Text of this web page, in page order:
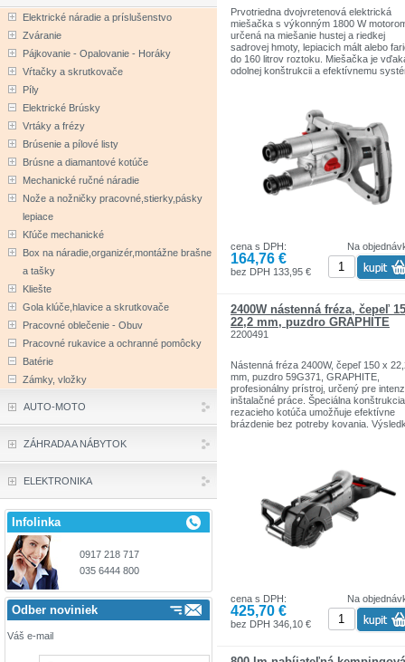
Prvotriedna dvojvretenová elektrická
miešačka s výkonným 1800 W
určená na miešanie hustej a riedkej
sadrovej hmoty, lepiacich mált alebo
do 160 litrov roztoku. Miešačka je
odolnej konštrukcii a efektívnemu
otočného nastavenia vretena a funkciu
plynulého rozbehu. Na prvom
stupni môže motor zariadenia
počet otáčok v rozsahu od 250 do 500
a na druhom prevodovom stupni od
800 / min. Správne profilovaná,
protišmyková rukoväť prístroja
pohodlnú a bezpečnú prácu po dlhú
hliníkovej zliatiny odolnej voči vysokým
teplotám. Zariadenie je vybavené
a odolným napájacím káblom v
pogumovanom prevedení s dĺžkou 2,5
aplikácie v interiéri aj exteriéri. Ďalšie
miešadlá sú súčasťou súpravy s
miešadlom. Zhoda s európskymi
Na
cena s DPH:
164,76 €
bez DPH 133,95 €
2400W nástenná fréza, čepeľ
22,2 mm, puzdro GRAPHITE
2200491
Nástenná fréza 2400W, čepeľ 150 x
mm, puzdro 59G371, GRAPHITE,
profesionálny prístroj, určený pre
inštalačné práce. Špeciálna konštrukcia
rezacieho kotúča umožňuje efektívne
brázdenie bez potreby kovania.
širokým ergonomickým spínačom a
možnosťou beznástrojového
hĺbky rezu. Nástenná fréza má tiež
kovové vodiace valčeky a systém
odsávania prachu. Rýchlosť otáčania
000 otáčok za minútu. Zariadenie má
systém mäkkého štartu. Elektrické
Charakteristika produktu:
Na
cena s DPH:
425,70 €
bez DPH 346,10 €
Elektrické náradie a príslušenstvo
Zváranie
Pájkovanie - Opalovanie - Horáky
Vŕtačky a skrutkovače
Píly
Elektrické Brúsky
Vrtáky a frézy
Brúsenie a pílové listy
Brúsne a diamantové kotúče
Mechanické ručné náradie
Nože a nožničky pracovné,stierky,pásky
lepiace
Kľúče mechanické
Box na náradie,organizér,montážne brašne
a tašky
Kliešte
Gola klúče,hlavice a skrutkovače
Pracovné oblečenie - Obuv
Pracovné rukavice a ochranné pomôcky
Batérie
Zámky, vložky
AUTO-MOTO
ZÁHRADA A NÁBYTOK
ELEKTRONIKA
Infolinka
0917 218 717
035 6444 800
Odber noviniek
Váš e-mail